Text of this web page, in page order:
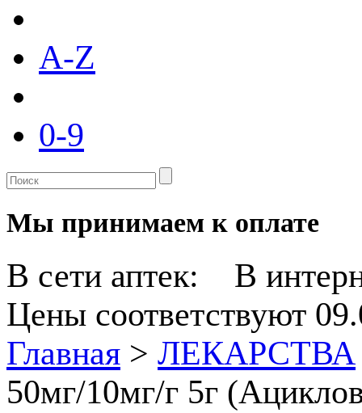
A-Z
0-9
Мы принимаем к оплате
В сети аптек:
В
Цены соответствуют
Главная > ЛЕКАРСТВА
50мг/10мг/г 5г